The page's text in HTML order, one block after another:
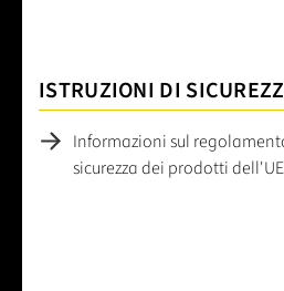
ISTRUZIONI DI
Informazioni sul
sicurezza dei prodotti dell'UE